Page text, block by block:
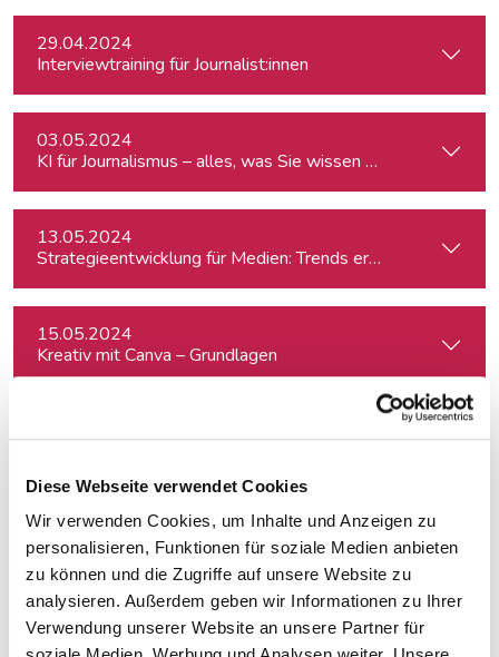
Diese Webseite verwendet Cookies
Wir verwenden Cookies, um Inhalte und Anzeigen zu
personalisieren, Funktionen für soziale Medien anbieten
zu können und die Zugriffe auf unsere Website zu
analysieren. Außerdem geben wir Informationen zu Ihrer
Verwendung unserer Website an unsere Partner für
29.04.2024
Interviewtraining für Journalist:innen
03.05.2024
KI für Journalismus – alles, was Sie wissen müssen
13.05.2024
Strategieentwicklung für Medien: Trends erkennen &
15.05.2024
Kreativ mit Canva – Grundlagen
04.06.2024
Investigativer Journalismus
24.06.2024
Auftritt vor der Kamera – souverän und authentisch